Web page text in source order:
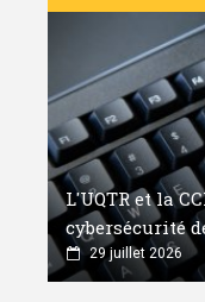
L'UQTR et la
cybersécurité
29 juillet 2026